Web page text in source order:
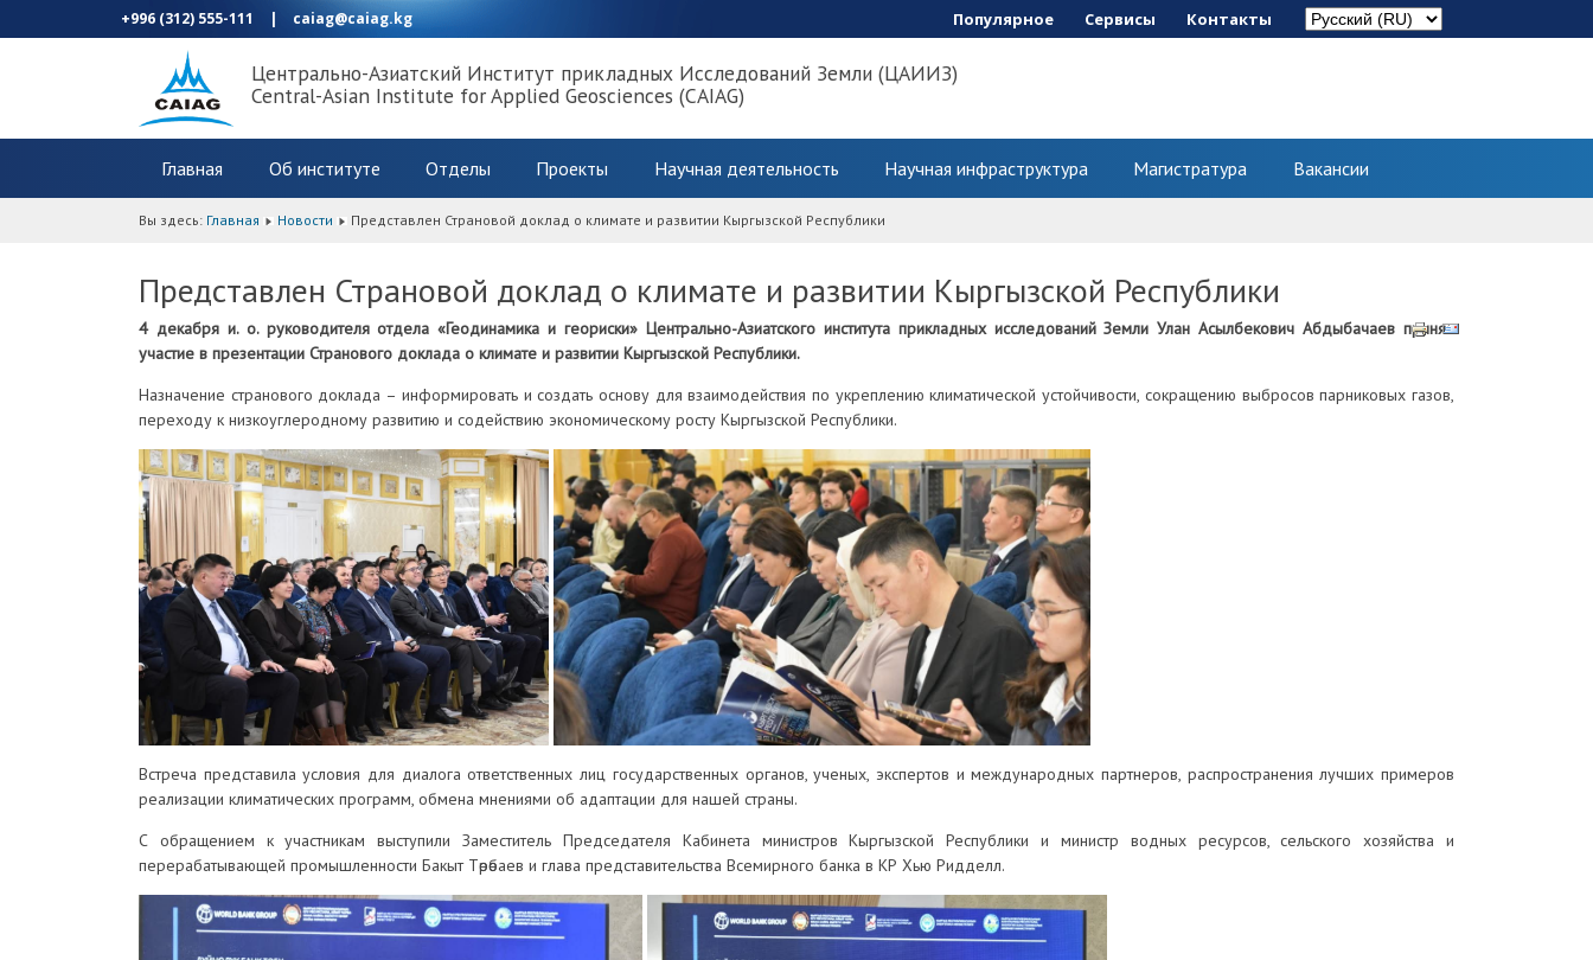
+996 (312) 555-111 | caiag@caiag.kg Популярное Сервисы Контакты
Центрально-Азиатский Институт прикладных Исследований Земли (ЦАИИЗ)
Central-Asian Institute for Applied Geosciences (CAIAG)
Главная Об институте Отделы Проекты Научная деятельность Научная инфраструктура Магистратура Вакансии
Вы здесь: Главная Новости Представлен Страновой доклад о климате и развитии Кыргызской Республики
Представлен Страновой доклад о климате и развитии Кыргызской Республики
4 декабря и. о. руководителя отдела «Геодинамика и геориски» Центрально-Азиатского института прикладных исследований Земли Улан Асылбекович Абдыбачаев принял
участие в презентации Странового доклада о климате и развитии Кыргызской Республики.
Назначение странового доклада – информировать и создать основу для взаимодействия по укреплению климатической устойчивости, сокращению выбросов парниковых газов,
переходу к низкоуглеродному развитию и содействию экономическому росту Кыргызской Республики.
Встреча представила условия для диалога ответственных лиц государственных органов, ученых, экспертов и международных партнеров, распространения лучших примеров
реализации климатических программ, обмена мнениями об адаптации для нашей страны.
С обращением к участникам выступили Заместитель Председателя Кабинета министров Кыргызской Республики и министр водных ресурсов, сельского хозяйства и
перерабатывающей промышленности Бакыт Төрөбаев и глава представительства Всемирного банка в КР Хью Ридделл.